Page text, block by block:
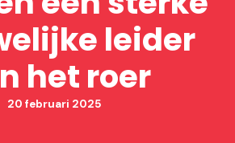
leider
het roer
20 februari 2025